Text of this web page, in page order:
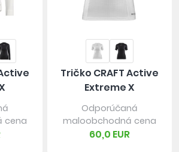
cena
Tričko CRAFT Active
Extreme X
Odporúčaná
maloobchodná cena
60,0 EUR